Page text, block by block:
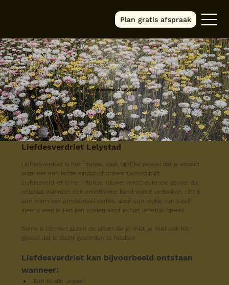
Plan gratis afspraak
Liefdesverdriet Lelystad
Liefdesverdriet Lelystad
Liefdesverdriet is het intense, vaak pijnlijke gevoel dat je ervaart
wanneer een liefde eindigt of onbeantwoord blijft.
Liefdesverdriet is het intense, rauwe, verscheurende gevoel dat
ontstaat wanneer een emotionele band wordt verbroken. Het is
een vorm van emotioneel verlies, alsof een stukje van jezelf
ineens weg is. Het kan voelen alsof je hart letterlijk breekt.
Soms is het niet alleen de ander die je mist, je mist ook het
gevoel dat je dacht gevonden te hebben.
Liefdesverdriet kan bijvoorbeeld ontstaan
wanneer:
Een relatie uitgaat